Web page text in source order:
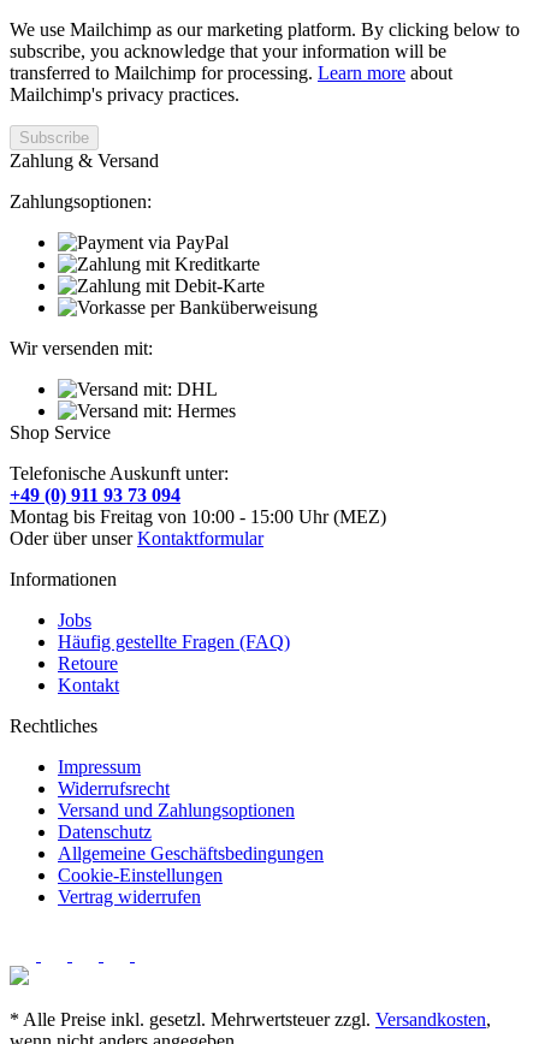
We use Mailchimp as our marketing platform. By clicking below to
subscribe, you acknowledge that your information will be
transferred to Mailchimp for processing. Learn more about
Mailchimp's privacy practices.
Zahlung & Versand
Zahlungsoptionen:
Wir versenden mit:
Shop Service
Telefonische Auskunft unter:
+49 (0) 911 93 73 094
Montag bis Freitag von 10:00 - 15:00 Uhr (MEZ)
Oder über unserKontaktformular
Informationen
Jobs
Häufig gestellte Fragen (FAQ)
Retoure
Kontakt
Rechtliches
Impressum
Widerrufsrecht
Versand und Zahlungsoptionen
Datenschutz
Allgemeine Geschäftsbedingungen
Cookie-Einstellungen
Vertrag widerrufen
* Alle Preise inkl. gesetzl. Mehrwertsteuer zzgl. Versandkosten,